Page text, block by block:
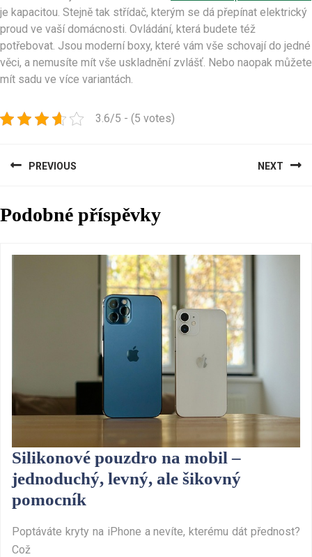
je kapacitou. Stejně tak střídač, kterým se dá přepínat elektrický
proud ve vaší domácnosti. Ovládání, která budete též
potřebovat. Jsou moderní boxy, které vám vše schovají do jedné
věci, a nemusíte mít vše uskladnění zvlášť. Nebo naopak můžete
mít sadu ve více variantách.
3.6/5 - (5 votes)
příspěvek
PREVIOUS
post:
NEXT
post:
Podobné příspěvky
Silikonové pouzdro na mobil –
jednoduchý, levný, ale šikovný
pomocník
na
Poptáváte kryty na iPhone a nevíte, kterému dát přednost?
Což